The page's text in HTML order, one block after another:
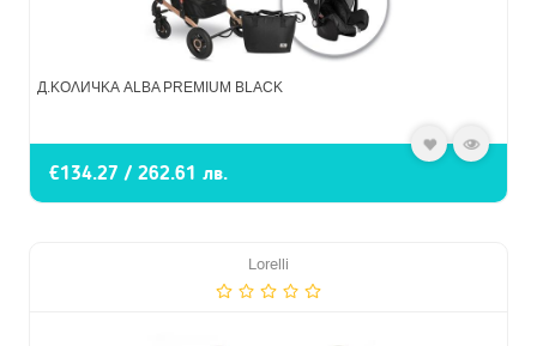
Д.КОЛИЧКА ALBA PREMIUM BLACK
€134.27 / 262.61 лв.
Lorelli